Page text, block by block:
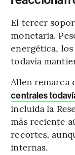
El tercer
monetaria.
energética,
todavía
Allen remarca
centrales
incluida la
más reciente
recortes,
internas.